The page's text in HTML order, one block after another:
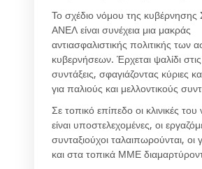
Το σχέδιο νόμου της
ΑΝΕΛ είναι συνέχεια μια μακράς
αντιασφαλιστικής πολιτικής των
κυβερνήσεων. Έρχεται ψαλίδι
συντάξεις, σφαγιάζοντας κύριες
για παλιούς και μελλοντικούς
Σε τοπικό επίπεδο οι κλινικές
είναι υποστελεχομένες, οι
συνταξιούχοι ταλαιπωρούνται, οι
και στα τοπικά ΜΜΕ